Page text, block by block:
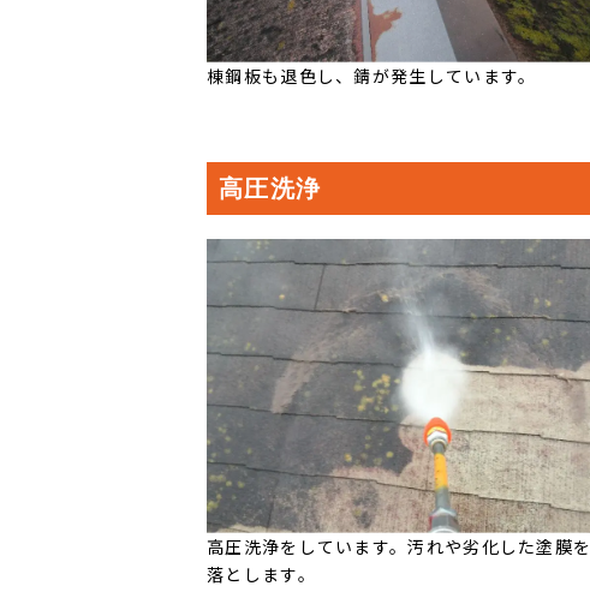
棟鋼板も退色し、錆が発生しています。
高圧洗浄
高圧洗浄をしています。汚れや劣化した塗膜を
落とします。